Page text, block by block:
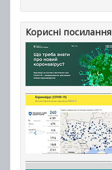
Корисні посилання